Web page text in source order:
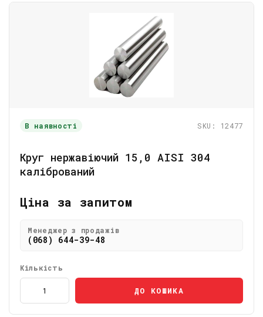
В наявності SKU: 12477
Круг нержавіючий 15,0 АІSI 304
калібрований
Ціна за запитом
Менеджер з продажів
(068) 644-39-48
Кількість
ДО КОШИКА